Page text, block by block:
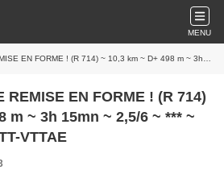
MENU
! (R 714) ~ 10,3 km ~ D+ 498 m ~ 3h 15mn ~ 2,5/6 ~ *** ~ Non compatible VTT-VTTAE
REMISE EN FORME ! (R 714)
m ~ 3h 15mn ~ 2,5/6 ~ *** ~
VTTAE